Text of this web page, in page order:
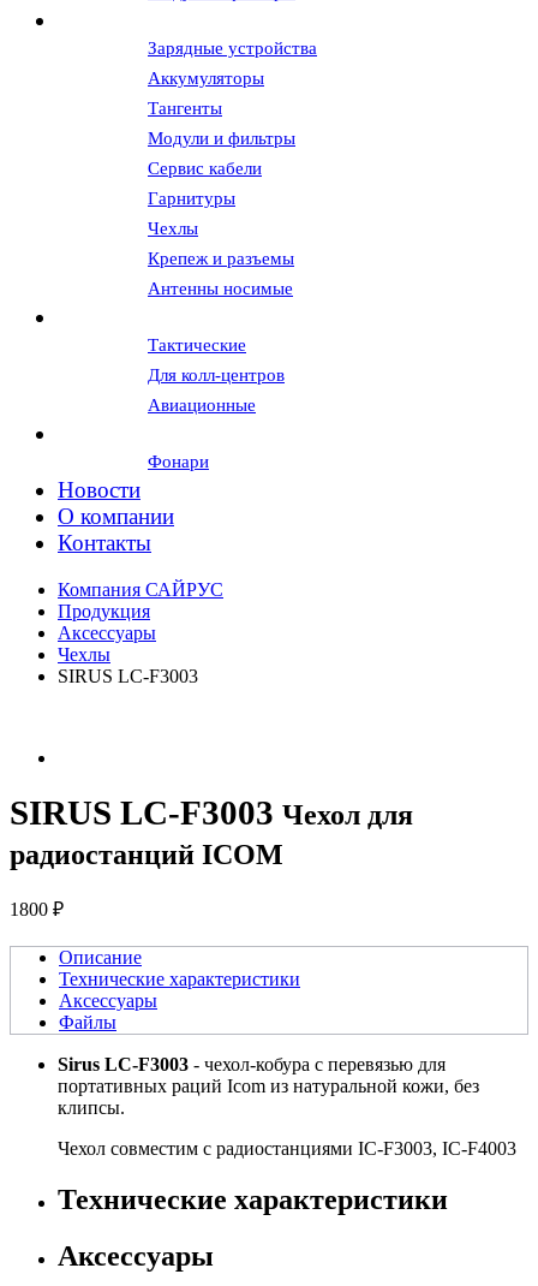
Зарядные устройства
Аккумуляторы
Тангенты
Модули и фильтры
Сервис кабели
Гарнитуры
Чехлы
Крепеж и разъемы
Антенны носимые
Тактические
Для колл-центров
Авиационные
Фонари
Новости
О компании
Контакты
Компания САЙРУС
Продукция
Аксессуары
Чехлы
SIRUS LC-F3003
SIRUS LC-F3003 Чехол для
радиостанций ICOM
1800 ₽
Описание
Технические характеристики
Аксессуары
Файлы
Sirus LC-F3003 - чехол-кобура с перевязью для
портативных раций Icom из натуральной кожи, без
клипсы.
Чехол совместим с радиостанциями IC-F3003, IC-F4003
Технические характеристики
Аксессуары